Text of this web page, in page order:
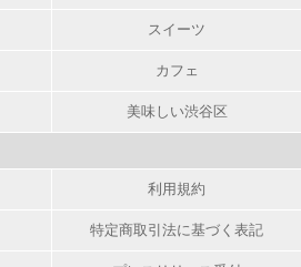
スイーツ
カフェ
美味しい渋谷区
利用規約
特定商取引法に基づく表記